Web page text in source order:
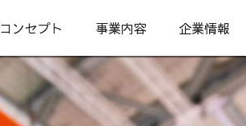
コンセプト 事業内容 企業情報